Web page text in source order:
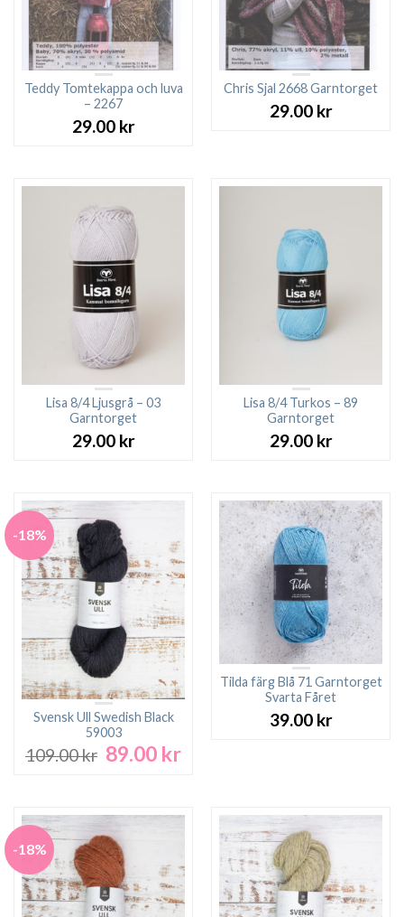
Teddy Tomtekappa och luva
– 2267
29.00 kr
Chris Sjal 2668 Garntorget
29.00 kr
Lisa 8/4 Ljusgrå – 03
Garntorget
29.00 kr
Lisa 8/4 Turkos – 89
Garntorget
29.00 kr
-18%
Svensk Ull Swedish Black
59003
109.00kr Det
109.00 kr.
89.00 krDet
89.00 kr.
Tilda färg Blå 71 Garntorget
Svarta Fåret
39.00 kr
-18%